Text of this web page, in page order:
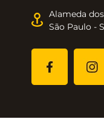
Alameda
São Paulo -